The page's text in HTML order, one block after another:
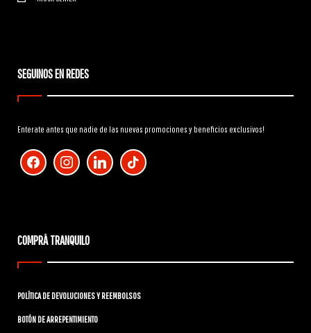
SEGUINOS EN REDES
Enterate antes que nadie de las nuevas promociones y beneficios exclusivos!
facebook instagram linkedin tiktok
COMPRÁ TRANQUILO
POLÍTICA DE DEVOLUCIONES Y REEMBOLSOS
BOTÓN DE ARREPENTIMIENTO